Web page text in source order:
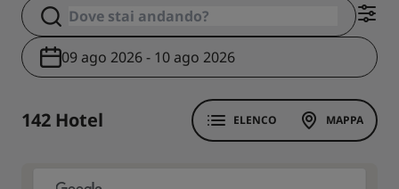
09 ago 2026 - 10 ago 2026
142 Hotel ELENCO MAPPA